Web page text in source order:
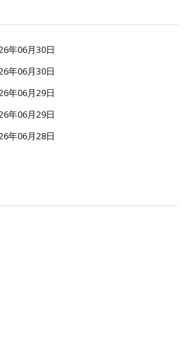
年06月30日
年06月30日
年06月29日
年06月29日
年06月28日